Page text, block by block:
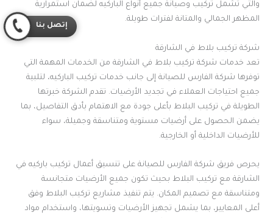
والتي تشمل تركيب وصيانة جميع أنواع الباركيه لضمان استمرارية
المظهر الجمالي والمتانة لفترات طويلة.
شركة تركيب بلاط في الشارقة
تعد خدمات شركة تركيب بلاط في الشارقة من الخدمات المهمة التي
توفرها شركة الفارس للصيانة إلى جانب خدمات تركيب الباركيه، لتلبية
جميع احتياجات العملاء في تجديد الأرضيات. تقدم الشركة خبرتها
الطويلة في تركيب البلاط بأعلى جودة مع الاهتمام بأدق التفاصيل، بما
يضمن الحصول على أرضيات مستوية ومتناسقة وجميلة، سواء
للأرضيات الداخلية أو الخارجية.
يحرص فريق شركة الفارس للصيانة على تنسيق أعمال تركيب باركيه في
الشارقة مع تركيب البلاط بحيث تكون جميع الأرضيات متجانسة
ومتناسقة مع تصميم المكان. يتم تنفيذ مشاريع تركيب البلاط وفق
أعلى المعايير، بما يشمل تجهيز الأرضيات وتسويتها، واستخدام مواد
إتصل بنا